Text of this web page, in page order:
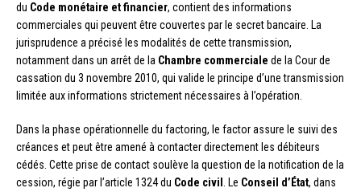
du Code monétaire et financier, contient des informations
commerciales qui peuvent être couvertes par le secret bancaire. La
jurisprudence a précisé les modalités de cette transmission,
notamment dans un arrêt de la Chambre commerciale de la Cour de
cassation du 3 novembre 2010, qui valide le principe d’une transmission
limitée aux informations strictement nécessaires à l’opération.
Dans la phase opérationnelle du factoring, le factor assure le suivi des
créances et peut être amené à contacter directement les débiteurs
cédés. Cette prise de contact soulève la question de la notification de la
cession, régie par l’article 1324 du Code civil . Le Conseil d’État, dans